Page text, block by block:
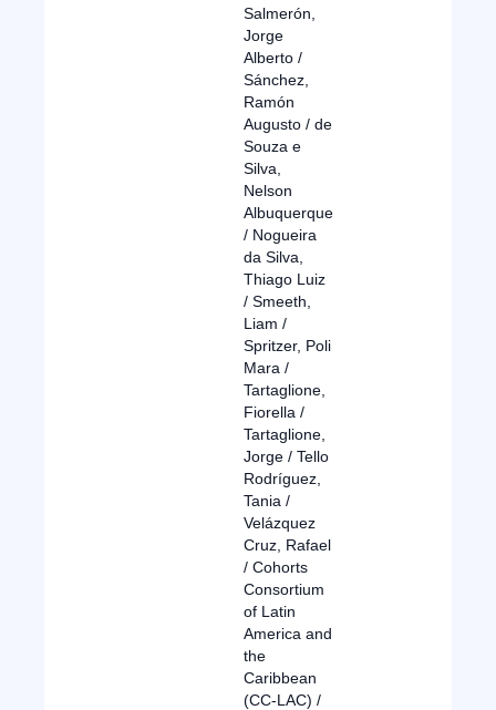
Salmerón,
Jorge
Alberto /
Sánchez,
Ramón
Augusto / de
Souza e
Silva,
Nelson
Albuquerque
/ Nogueira
da Silva,
Thiago Luiz
/ Smeeth,
Liam /
Spritzer, Poli
Mara /
Tartaglione,
Fiorella /
Tartaglione,
Jorge / Tello
Rodríguez,
Tania /
Velázquez
Cruz, Rafael
/ Cohorts
Consortium
of Latin
America and
the
Caribbean
(CC-LAC) /